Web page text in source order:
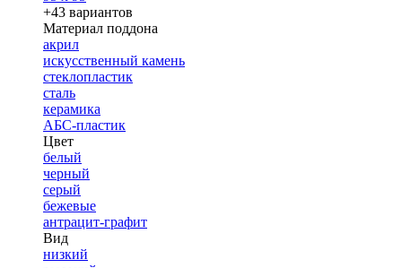
+43 вариантов
Материал поддона
акрил
искусственный камень
стеклопластик
сталь
керамика
АБС-пластик
Цвет
белый
черный
серый
бежевые
антрацит-графит
Вид
низкий